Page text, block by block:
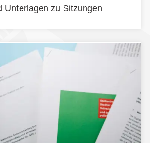
Unterlagen zu Sitzungen